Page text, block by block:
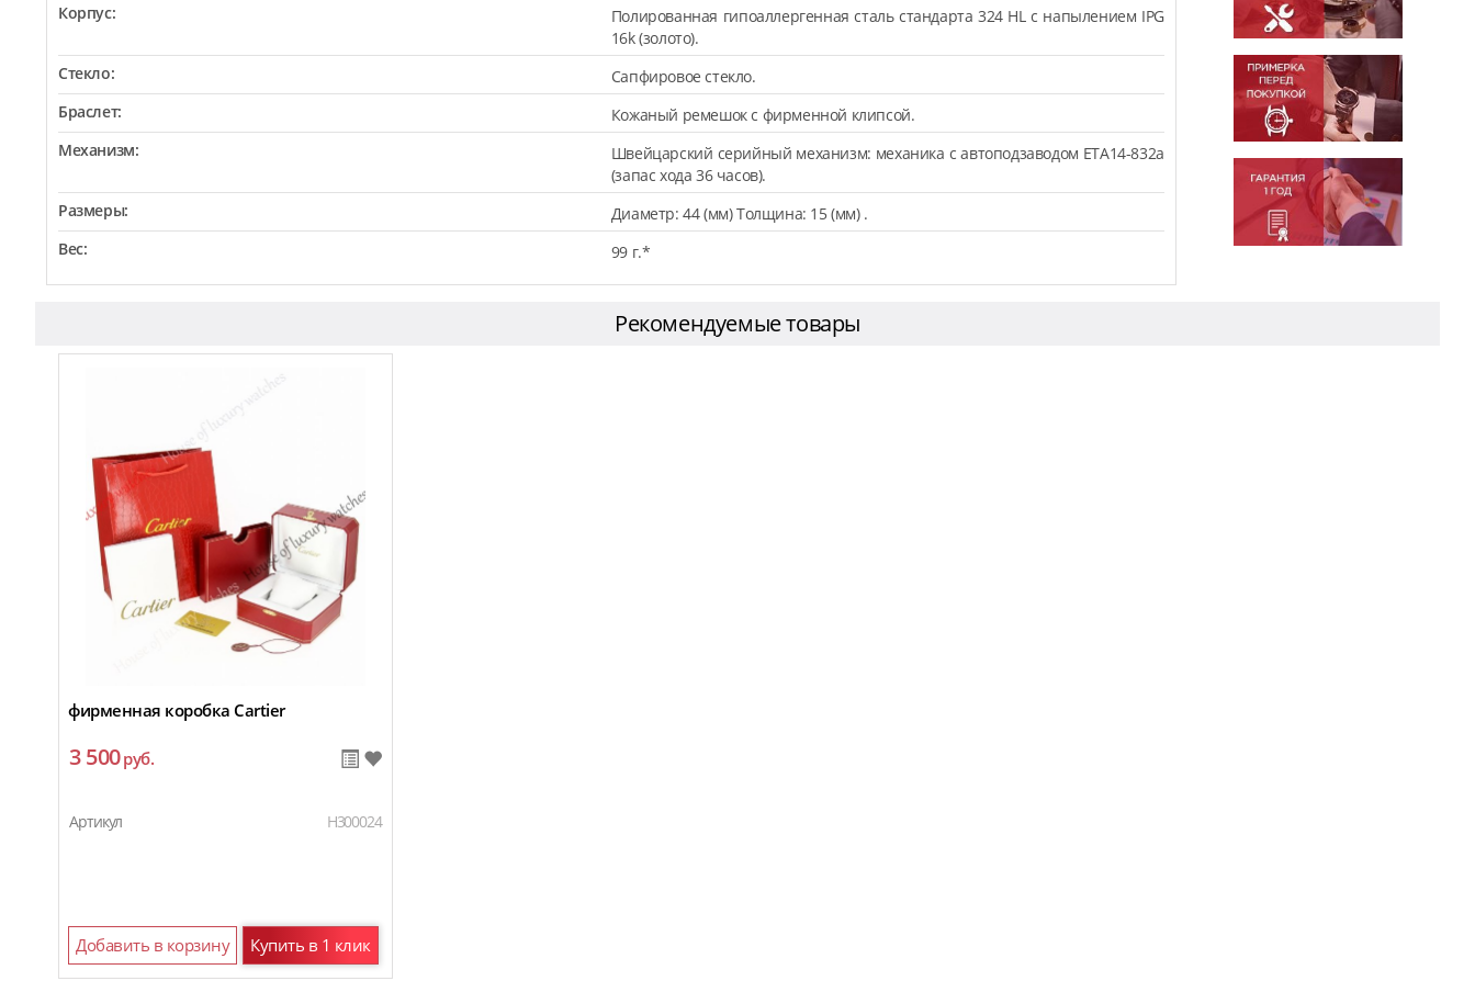
Корпус:
Полированная гипоаллергенная сталь стандарта 324 HL с напылением IPG
16k (золото).
Стекло:
Сапфировое стекло.
Браслет:
Кожаный ремешок с фирменной клипсой.
Механизм:
Швейцарский серийный механизм: механика с автоподзаводом ETA14-832a
(запас хода 36 часов).
Размеры:
Диаметр: 44 (мм) Толщина: 15 (мм) .
Вес:
99 г.*
Рекомендуемые товары
фирменная коробка Cartier
3 500руб.
Артикул H300024
Добавить в корзину Купить в 1 клик